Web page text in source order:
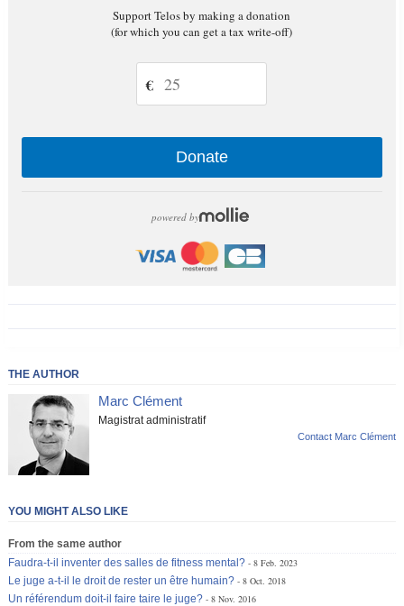
Support Telos by making a donation
(for which you can get a tax write-off)
€
Donate
powered by
THE AUTHOR
Marc Clément
Magistrat administratif
Contact Marc Clément
YOU MIGHT ALSO LIKE
From the same author
Faudra-t-il inventer des salles de fitness mental?
8 Feb. 2023
Le juge a-t-il le droit de rester un être humain?
8 Oct. 2018
Un référendum doit-il faire taire le juge?
8 Nov. 2016